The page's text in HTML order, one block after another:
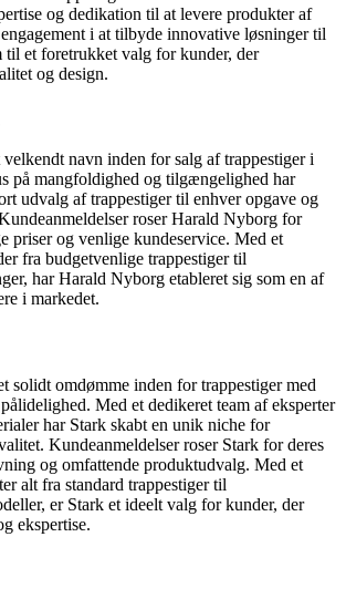
og dedikation til at levere produkter af
i at tilbyde innovative løsninger til
til et foretrukket valg for kunder, der
og design.
navn inden for salg af trappestiger i
på mangfoldighed og tilgængelighed har
udvalg af trappestiger til enhver opgave og
roser Harald Nyborg for
priser og venlige kundeservice. Med et
fra budgetvenlige trappestiger til
har Harald Nyborg etableret sig som en af
i markedet.
solidt omdømme inden for trappestiger med
Med et dedikeret team af eksperter
har Stark skabt en unik niche for
Kundeanmeldelser roser Stark for deres
og omfattende produktudvalg. Med et
alt fra standard trappestiger til
er Stark et ideelt valg for kunder, der
ekspertise.